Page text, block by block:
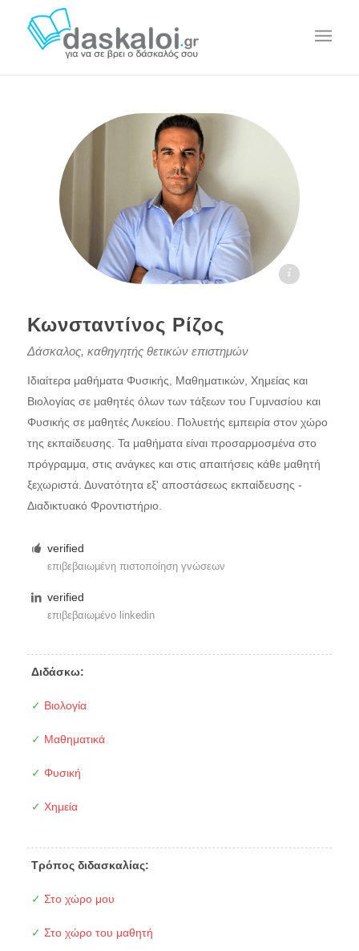
Κωνσταντίνος Ρίζος - daskaloi.gr
Κωνσταντίνος Ρίζος
Δάσκαλος, καθηγητής θετικών επιστημών
Ιδιαίτερα μαθήματα Φυσικής, Μαθηματικών, Χημείας και
Βιολογίας σε μαθητές όλων των τάξεων του Γυμνασίου και
Φυσικής σε μαθητές Λυκείου. Πολυετής εμπειρία στον χώρο
της εκπαίδευσης. Τα μαθήματα είναι προσαρμοσμένα στο
πρόγραμμα, στις ανάγκες και στις απαιτήσεις κάθε μαθητή
ξεχωριστά. Δυνατότητα εξ' αποστάσεως εκπαίδευσης -
Διαδικτυακό Φροντιστήριο.
verified
επιβεβαιωμένη πιστοποίηση γνώσεων
verified
επιβεβαιωμένο linkedin
Διδάσκω:
✓ Βιολογία
✓ Μαθηματικά
✓ Φυσική
✓ Χημεία
Τρόπος διδασκαλίας:
✓ Στο χώρο μου
✓ Στο χώρο του μαθητή